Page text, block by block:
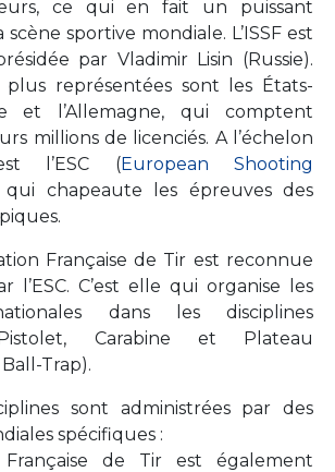
ce qui en fait un puissant
sportive mondiale. L’ISSF est
par Vladimir Lisin (Russie).
plus représentées sont les États-
et l’Allemagne, qui comptent
millions de licenciés. A l’échelon
l’ESC (European Shooting
qui chapeaute les épreuves des
Française de Tir est reconnue
l’ESC. C’est elle qui organise les
dans les disciplines
Carabine et Plateau
Trap).
sont administrées par des
spécifiques :
Française de Tir est également